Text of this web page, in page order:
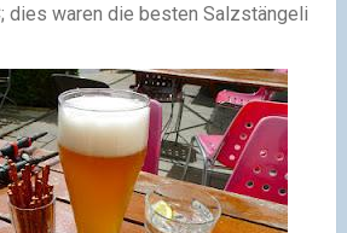
dies waren die besten Salzstängeli